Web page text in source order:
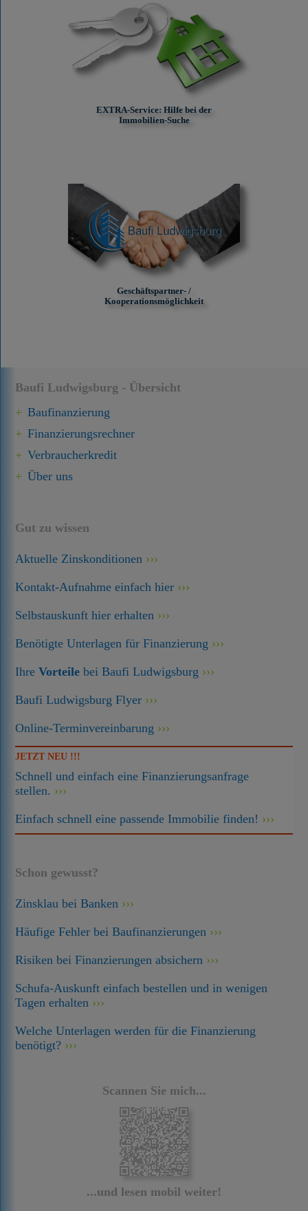
Baufi Ludwigsburg - Übersicht
Baufinanzierung
Finanzierungsrechner
Verbraucherkredit
Über uns
Gut zu wissen
Aktuelle Zinskonditionen
Kontakt-Aufnahme einfach hier
Selbstauskunft hier erhalten
Benötigte Unterlagen für Finanzierung
IhreVorteile bei Baufi Ludwigsburg
Baufi Ludwigsburg Flyer
Online-Terminvereinbarung
JETZT NEU !!!
Schnell und einfach eine Finanzierungsanfrage
stellen.
Einfach schnell eine passende Immobilie finden!
Schon gewusst?
Zinsklau bei Banken
Häufige Fehler bei Baufinanzierungen
Risiken bei Finanzierungen absichern
Schufa-Auskunft einfach bestellen und in wenigen
Tagen erhalten
Welche Unterlagen werden für die Finanzierung
benötigt?
Scannen Sie mich...
...und lesen mobil weiter!
EXTRA-Service: Hilfe bei der
Immobilien-Suche
Geschäftspartner- /
Kooperationsmöglichkeit